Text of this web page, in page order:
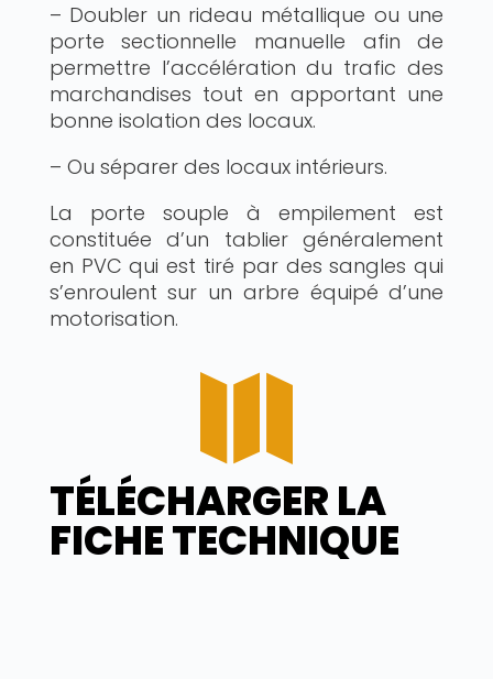
– Doubler un rideau métallique ou une
porte sectionnelle manuelle afin de
permettre l’accélération du trafic des
marchandises tout en apportant une
bonne isolation des locaux.
– Ou séparer des locaux intérieurs.
La porte souple à empilement est
constituée d’un tablier généralement
en PVC qui est tiré par des sangles qui
s’enroulent sur un arbre équipé d’une
motorisation.

TÉLÉCHARGER LA
FICHE TECHNIQUE